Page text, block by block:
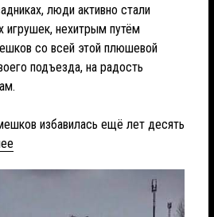
люди активно стали
игрушек, нехитрым путём
со всей этой плюшевой
подъезда, на радость
избавилась ещё лет десять